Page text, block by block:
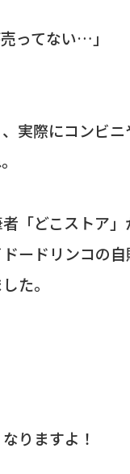
ってない…」
実際にコンビ
「どこストア」
ードリンコの自
た。
りますよ！